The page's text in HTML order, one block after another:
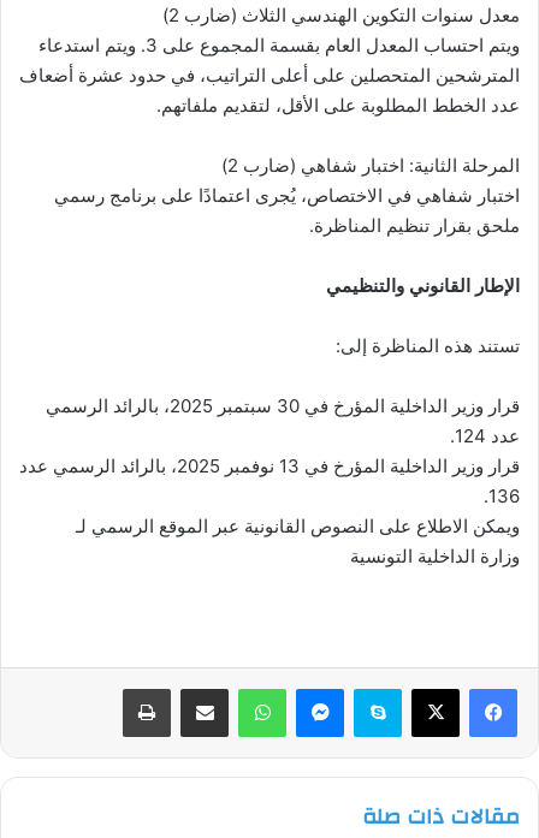
معدل سنوات التكوين الهندسي الثلاث (ضارب 2)
ويتم احتساب المعدل العام بقسمة المجموع على 3. ويتم استدعاء
المترشحين المتحصلين على أعلى التراتيب، في حدود عشرة أضعاف
عدد الخطط المطلوبة على الأقل، لتقديم ملفاتهم.
المرحلة الثانية: اختبار شفاهي (ضارب 2)
اختبار شفاهي في الاختصاص، يُجرى اعتمادًا على برنامج رسمي
ملحق بقرار تنظيم المناظرة.
الإطار القانوني والتنظيمي
تستند هذه المناظرة إلى:
قرار وزير الداخلية المؤرخ في 30 سبتمبر 2025، بالرائد الرسمي
عدد 124.
قرار وزير الداخلية المؤرخ في 13 نوفمبر 2025، بالرائد الرسمي عدد
136.
ويمكن الاطلاع على النصوص القانونية عبر الموقع الرسمي لـ
وزارة الداخلية التونسية
فيسبوك سكايب واتساب
مقالات ذات صلة